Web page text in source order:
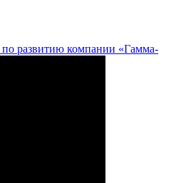
развитию компании «Гамма-